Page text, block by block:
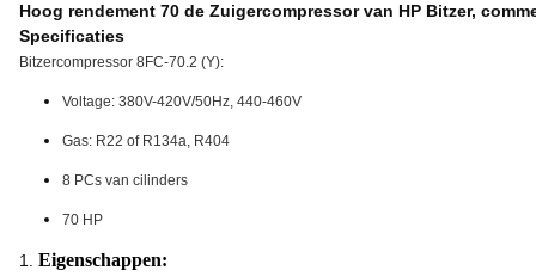
Hoog rendement 70 de Zuigercompressor van HP Bitzer,
Specificaties
Bitzercompressor 8FC-70.2 (Y):
Voltage: 380V-420V/50Hz, 440-460V
Gas: R22 of R134a, R404
8 PCs van cilinders
70 HP
1. Eigenschappen: